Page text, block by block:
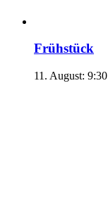
Frühstück
11. August: 9:30